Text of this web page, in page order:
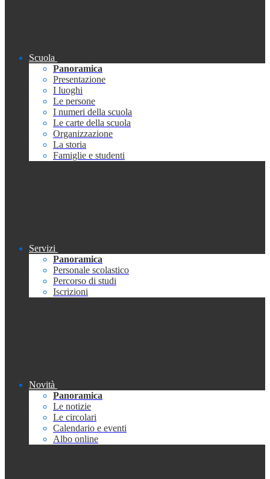
Scuola
Panoramica
Presentazione
I luoghi
Le persone
I numeri della scuola
Le carte della scuola
Organizzazione
La storia
Famiglie e studenti
Servizi
Panoramica
Personale scolastico
Percorso di studi
Iscrizioni
Novità
Panoramica
Le notizie
Le circolari
Calendario e eventi
Albo online